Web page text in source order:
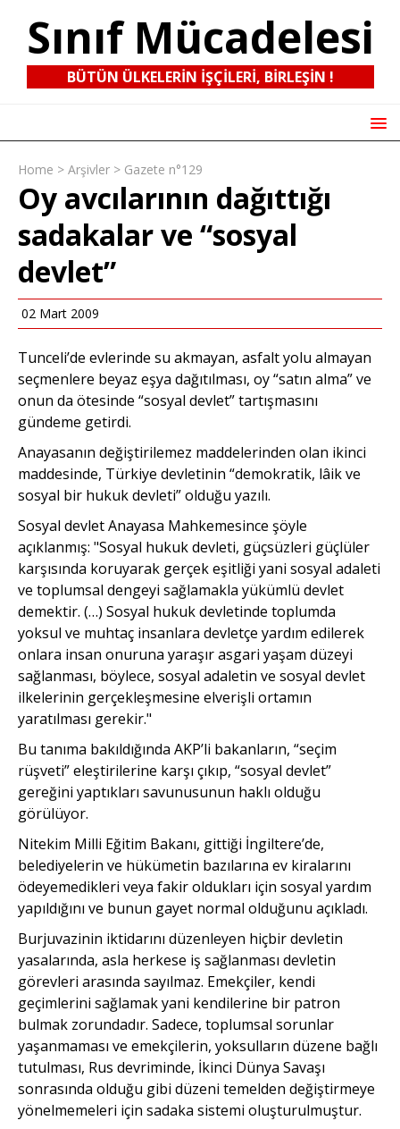
Sınıf Mücadelesi
BÜTÜN ÜLKELERIN IŞÇILERI, BIRLEŞIN !
Home > Arşivler > Gazete n°129
Oy avcılarının dağıttığı
sadakalar ve “sosyal
devlet”
02 Mart 2009
Tunceli’de evlerinde su akmayan, asfalt yolu almayan
seçmenlere beyaz eşya dağıtılması, oy “satın alma” ve
onun da ötesinde “sosyal devlet” tartışmasını
gündeme getirdi.
Anayasanın değiştirilemez maddelerinden olan ikinci
maddesinde, Türkiye devletinin “demokratik, lâik ve
sosyal bir hukuk devleti” olduğu yazılı.
Sosyal devlet Anayasa Mahkemesince şöyle
açıklanmış: "Sosyal hukuk devleti, güçsüzleri güçlüler
karşısında koruyarak gerçek eşitliği yani sosyal adaleti
ve toplumsal dengeyi sağlamakla yükümlü devlet
demektir. (…) Sosyal hukuk devletinde toplumda
yoksul ve muhtaç insanlara devletçe yardım edilerek
onlara insan onuruna yaraşır asgari yaşam düzeyi
sağlanması, böylece, sosyal adaletin ve sosyal devlet
ilkelerinin gerçekleşmesine elverişli ortamın
yaratılması gerekir."
Bu tanıma bakıldığında AKP’li bakanların, “seçim
rüşveti” eleştirilerine karşı çıkıp, “sosyal devlet”
gereğini yaptıkları savunusunun haklı olduğu
görülüyor.
Nitekim Milli Eğitim Bakanı, gittiği İngiltere’de,
belediyelerin ve hükümetin bazılarına ev kiralarını
ödeyemedikleri veya fakir oldukları için sosyal yardım
yapıldığını ve bunun gayet normal olduğunu açıkladı.
Burjuvazinin iktidarını düzenleyen hiçbir devletin
yasalarında, asla herkese iş sağlanması devletin
görevleri arasında sayılmaz. Emekçiler, kendi
geçimlerini sağlamak yani kendilerine bir patron
bulmak zorundadır. Sadece, toplumsal sorunlar
yaşanmaması ve emekçilerin, yoksulların düzene bağlı
tutulması, Rus devriminde, İkinci Dünya Savaşı
sonrasında olduğu gibi düzeni temelden değiştirmeye
yönelmemeleri için sadaka sistemi oluşturulmuştur.